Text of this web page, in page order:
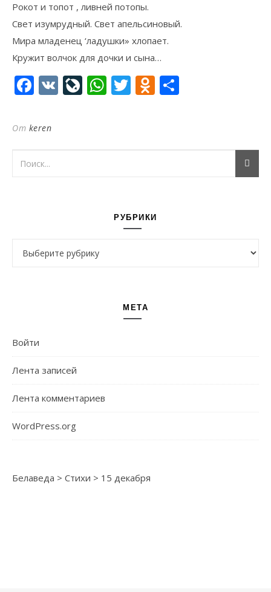
Рокот и топот , ливней потопы.
Свет изумрудный. Свет апельсиновый.
Мира младенец ‘ладушки» хлопает.
Кружит волчок для дочки и сына…
Facebook
VK LiveJournal
WhatsApp
Twitter
От keren
РУБРИКИ
МЕТА
Войти
Лента записей
Лента комментариев
WordPress.org
Белаведа > Стихи > 15 декабря